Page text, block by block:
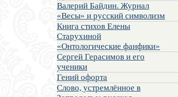
Валерий Байдин. Журнал
«Весы» и русский символизм
Книга стихов Елены
Старухиной
«Онтологические фанфики»
Сергей Герасимов и его
ученики
Гений офорта
Слово, устремлённое в